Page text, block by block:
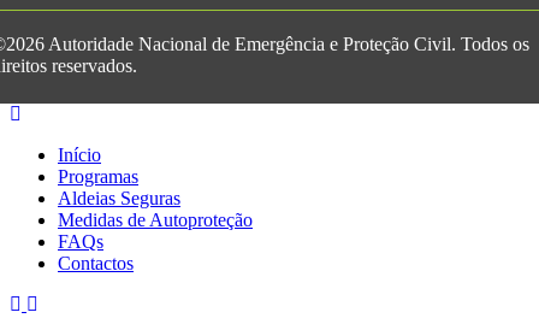
Autoridade Nacional de Emergência e Proteção Civil. Todos os
reservados.
Início
Programas
Aldeias Seguras
Medidas de Autoproteção
FAQs
Contactos